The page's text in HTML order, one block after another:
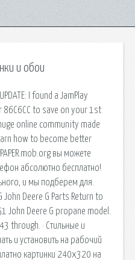
и обои
I found a JamPlay
86C6CC to save on your 1st
online community made
how to become better
вы можете
абсолютно бесплатно!
и мы подберем для.
John Deere G Parts Return to
John Deere G propane model.
through. · Стильные и
и установить на рабочий
картинки 240х320 на